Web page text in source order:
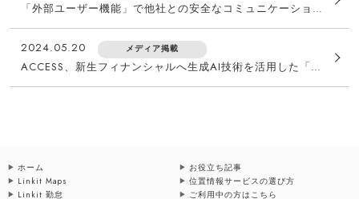
「外部ユーザー機能」で他社との安全なコミュニケーションを実現！Linkit最新アップデート情報
2024.05.20 メディア掲載
ACCESS、新生フィナンシャルへ生成AI技術を活用した「社内業務効率化チャットボット」のプロトタイプを開発・提供
ホーム
Linkit Maps
Linkit 勤怠
お役立ち記事
位置情報サービスの選び方
ご利用中の方はこちら